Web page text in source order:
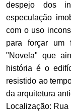
despejo dos
especulação
com o uso
para forçar um
"Novela" que
história é o
resistido ao
da arquitetura
Localização: